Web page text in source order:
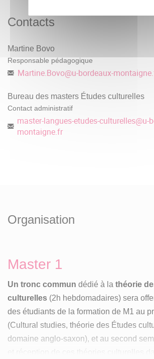
Contacts
Martine Bovo
Responsable pédagogique
Martine.Bovo@u-bordeaux-
Bureau des masters Études culturelles
Contact administratif
master-langues-etudes-culturelles@u-
montaigne.fr
Organisation
Master 1
Un tronc commun dédié à la théorie
culturelles (2h hebdomadaires) sera
des étudiants de la formation de M1 au
(Cultural studies, théorie des Études
domaine anglo-saxon), et au second